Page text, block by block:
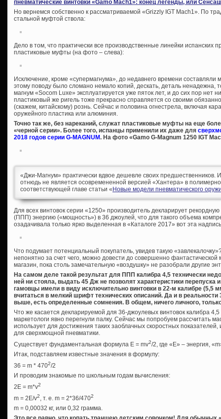
пневматические винтовки «Gamo Mach1»: конец легенды, или
Но вернемся собственно к рассматриваемой «Grizzly IGT Mach1». По
стальной муфтой ствола:
Дело в том, что практически все производственные линейки испанских
пластиковые муфты (на фото – слева):
Исключение, кроме «супермагнума», до недавнего времени
этому поводу было сломано немало копий, дескать, деталь ненадежна,
магнум «Socom Luxe» эксплуатируется уже пяток лет, и до сих пор нет
пластиковый же ригель тоже прекрасно справляется со своими
(скажем, китайскому) рознь. Сейчас и половина огнестрела, включая
оружейного пластика или алюминия.
Точно так же, без нареканий, служат пластиковые муфты на еще
«черной серии». Более того, испанцы применили их даже для
2018 годов серии G-MAGNUM. На фото «Gamo G-Magnum 1250 IGT
«Джи-Магнум» практически вдвое дешевле своих предшественников.
отнюдь не является осовремененной версией «Хантера» в
соответствующей главе статьи « Новые модели пневматического
Для всех винтовок серии «1250» производитель декларирует
(ППП) энергию («мощность») в 36 джоулей, что для такого объема
озадачивала только ярко выделенная в «Каталоге 2017» вот эта
Что подумает потенциальный покупатель, увидев такую
непонятно за счет чего, можно довести до совершенно
магазин, пока столь замечательную «воздушку» не разобрали другие
На самом деле такой результат для ППП калибра 4,5 технически
ней ни стояла, выдать 45 Дж не позволят характеристики перепуска
гамовцы имели в виду исключительно винтовки в 22-м калибре (5,5
вчитаться в мелкий шрифт технических описаний. Да и в
выше, есть определенные сомнения. В общем, ничего личного,
Что же касается декларируемой для 36-джоулевых винтовок калибра 4,5
маркетологи явно перегнули палку. Сейчас мы попробуем рассчитать
использует для достижения таких заоблачных скоростных
для сверхмощной пневматики.
Существует фундаментальная формула E = mv2/2, где «Е» – энергия,
Итак, подставляем известные значения в формулу:
36 = m * 4702/2
И проводим знакомые по школьным годам вычисления:
2E = m*v2
m = 2E/v2, т. е. m = 2*36/4702
m = 0,00032 кг, или 0,32 грамма.